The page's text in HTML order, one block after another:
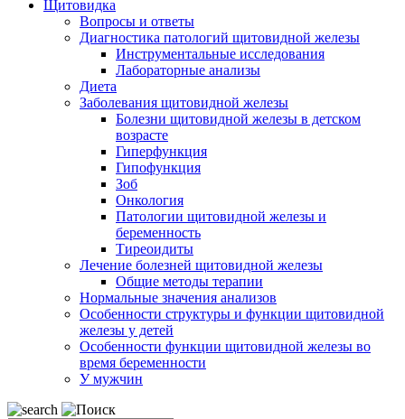
Щитовидка
Вопросы и ответы
Диагностика патологий щитовидной железы
Инструментальные исследования
Лабораторные анализы
Диета
Заболевания щитовидной железы
Болезни щитовидной железы в детском
возрасте
Гиперфункция
Гипофункция
Зоб
Онкология
Патологии щитовидной железы и
беременность
Тиреоидиты
Лечение болезней щитовидной железы
Общие методы терапии
Нормальные значения анализов
Особенности структуры и функции щитовидной
железы у детей
Особенности функции щитовидной железы во
время беременности
У мужчин